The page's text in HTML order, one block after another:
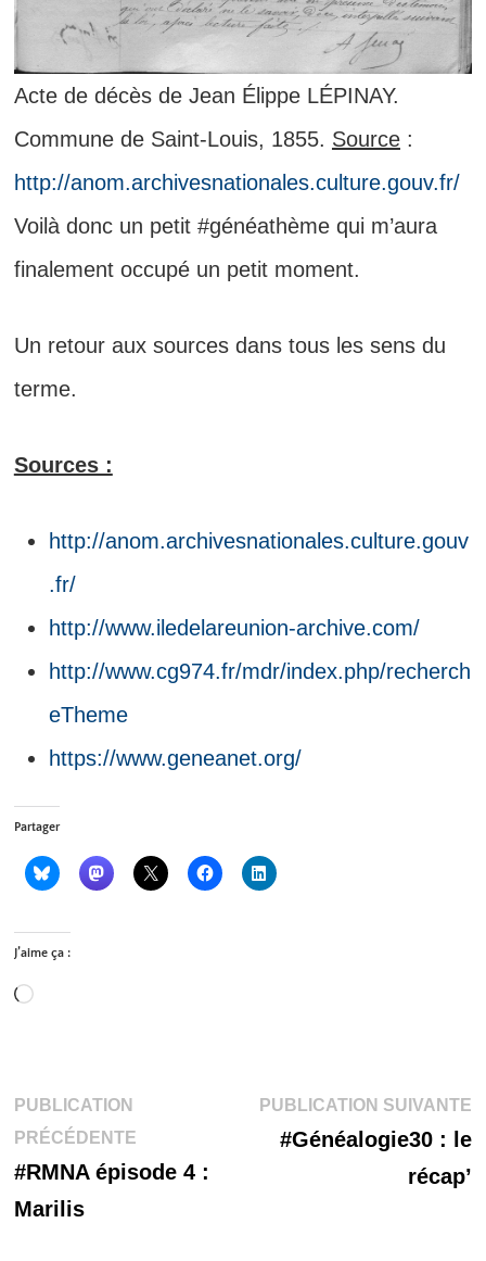
Acte de décès de Jean Élippe LÉPINAY.
Commune de Saint-Louis, 1855. Source:
http://anom.archivesnationales.culture.gouv.fr/
Voilà donc un petit #généathème qui m’aura
finalement occupé un petit moment.
Un retour aux sources dans tous les sens du
terme.
Sources :
http://anom.archivesnationales.culture.gouv
.fr/
http://www.iledelareunion-archive.com/
http://www.cg974.fr/mdr/index.php/recherch
eTheme
https://www.geneanet.org/
Partager
J’aime ça :
Chargement…
Navigation
de
l’article
PUBLICATION
PRÉCÉDENTEPublication
précédente :
#RMNA épisode 4 :
Marilis
PUBLICATION SUIVANTE
#Généalogie30 : le
récap’